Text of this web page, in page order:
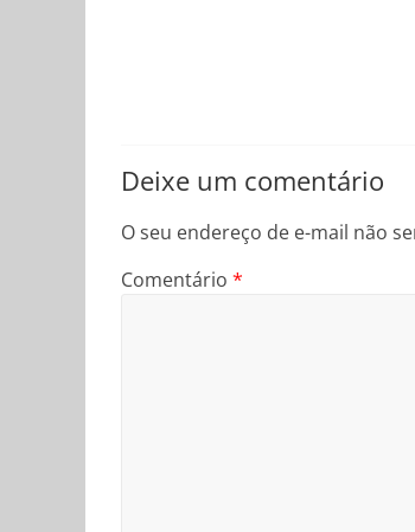
Deixe um comentário
O seu endereço de e-mail não
Comentário *